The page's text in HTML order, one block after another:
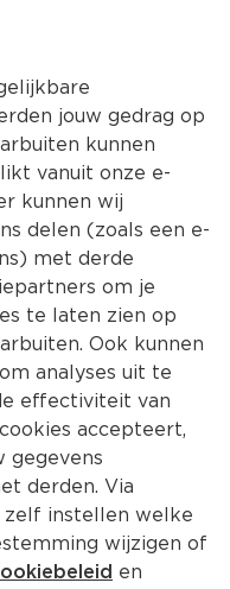
Kies jouw
jouw gedrag op
kunnen
vanuit onze e-
kunnen wij
delen (zoals een e-
met derde
om je
te laten zien op
Ook kunnen
analyses uit te
effectiviteit van
accepteert,
gegevens
derden. Via
zelf instellen welke
wijzigen of
en